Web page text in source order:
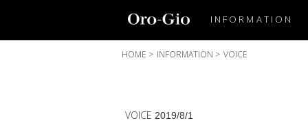
INFORMATION
HOME > INFORMATION > VOICE
VOICE 2019/8/1